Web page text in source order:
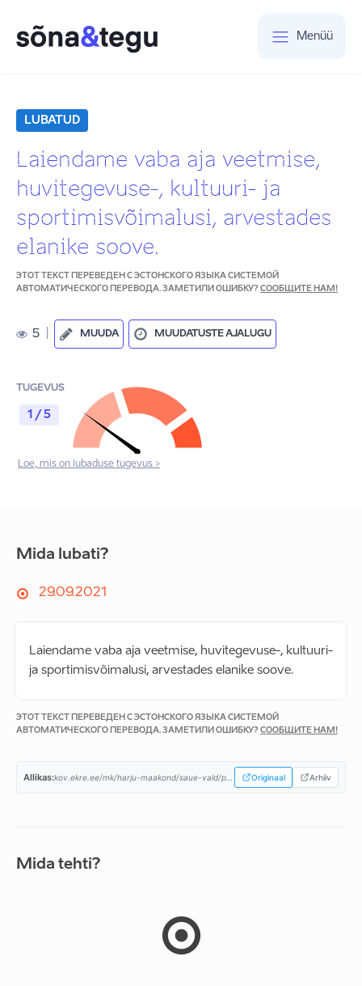
Menüü
LUBATUD
Laiendame vaba aja veetmise,
huvitegevuse-, kultuuri- ja
sportimisvõimalusi, arvestades
elanike soove.
ЭТОТ ТЕКСТ ПЕРЕВЕДЕН С ЭСТОНСКОГО ЯЗЫКА СИСТЕМОЙ
АВТОМАТИЧЕСКОГО ПЕРЕВОДА. ЗАМЕТИЛИ ОШИБКУ? СООБЩИТЕ НАМ!
5 MUUDA MUUDATUSTE AJALUGU
TUGEVUS
1 / 5
Loe, mis on lubaduse tugevus >
Mida lubati?
29.09.2021
Laiendame vaba aja veetmise, huvitegevuse-, kultuuri-
ja sportimisvõimalusi, arvestades elanike soove.
ЭТОТ ТЕКСТ ПЕРЕВЕДЕН С ЭСТОНСКОГО ЯЗЫКА СИСТЕМОЙ
АВТОМАТИЧЕСКОГО ПЕРЕВОДА. ЗАМЕТИЛИ ОШИБКУ? СООБЩИТЕ НАМ!
Allikas: Originaal Arhiiv
Mida tehti?